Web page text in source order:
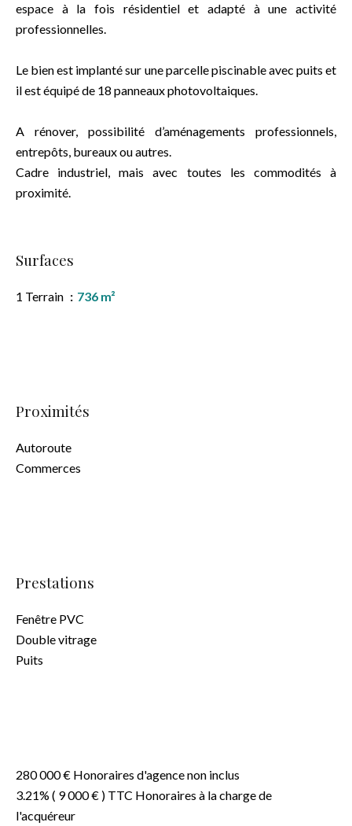
espace à la fois résidentiel et adapté à une activité
professionnelles.
Le bien est implanté sur une parcelle piscinable avec puits et
il est équipé de 18 panneaux photovoltaiques.
A rénover, possibilité d’aménagements professionnels,
entrepôts, bureaux ou autres.
Cadre industriel, mais avec toutes les commodités à
proximité.
Surfaces
1 Terrain 736 m²
Proximités
Autoroute
Commerces
Prestations
Fenêtre PVC
Double vitrage
Puits
280 000 € Honoraires d'agence non inclus
3.21% ( 9 000 € ) TTC Honoraires à la charge de
l'acquéreur